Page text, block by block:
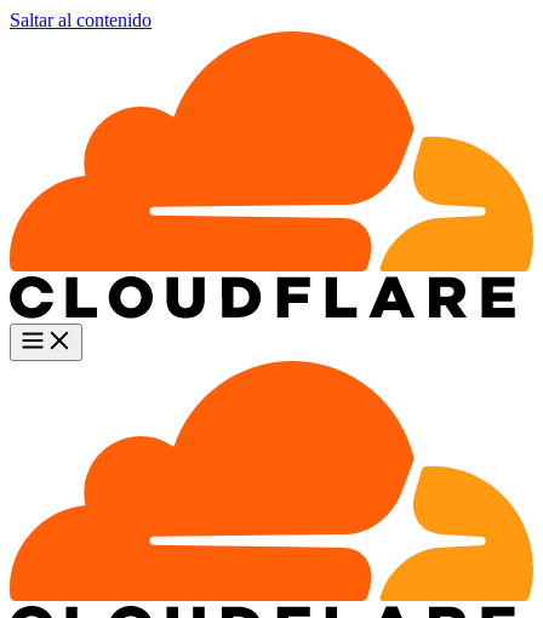
Saltar al contenido